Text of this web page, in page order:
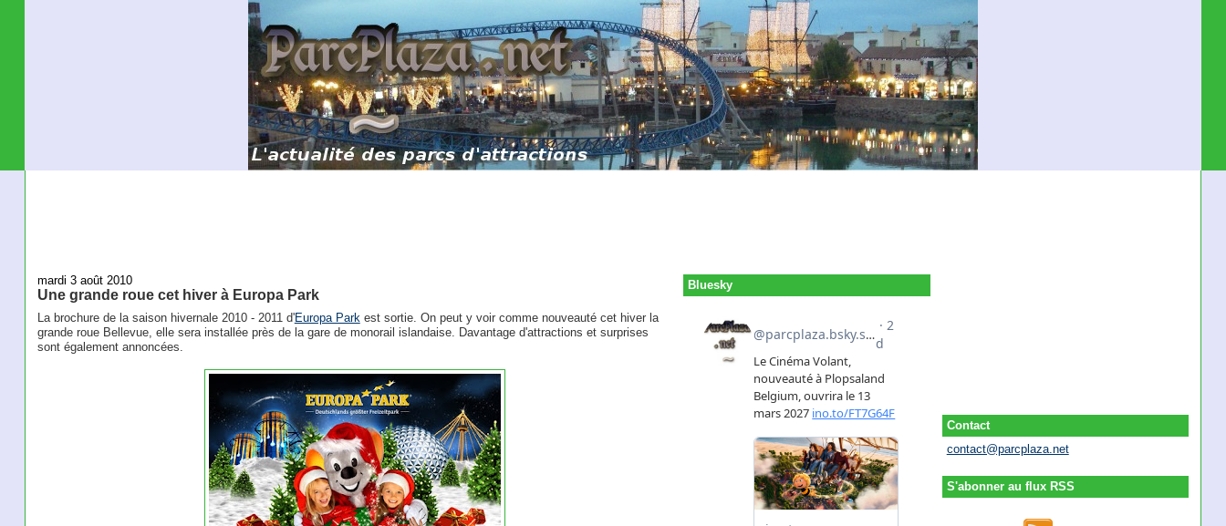
Contact
contact@parcplaza.net
S'abonner au flux RSS
mardi 3 août 2010
Une grande roue cet hiver à Europa Park
La brochure de la saison hivernale 2010 - 2011 d'Europa Parkest sortie. On peut y voir comme nouveauté cet hiver la
grande roue Bellevue, elle sera installée près de la gare de monorail islandaise. Davantage d'attractions et surprises
sont également annoncées.
Bluesky